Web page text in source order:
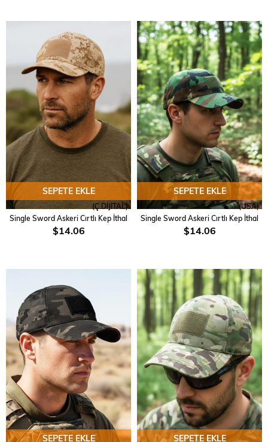
SEPETE EKLE
Single Sword Askeri Cırtlı Kep İthal
(Ç.DİJİTAL)
$14.06
SEPETE EKLE
Single Sword Askeri Cırtlı Kep İthal
(USA)
$14.06
SEPETE EKLE SEPETE EKLE